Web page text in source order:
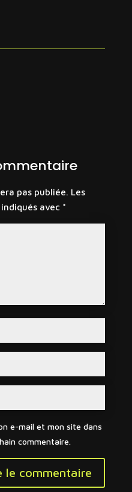
pas publiée. Les
avec *
e-mail et mon site dans
commentaire.
le commentaire